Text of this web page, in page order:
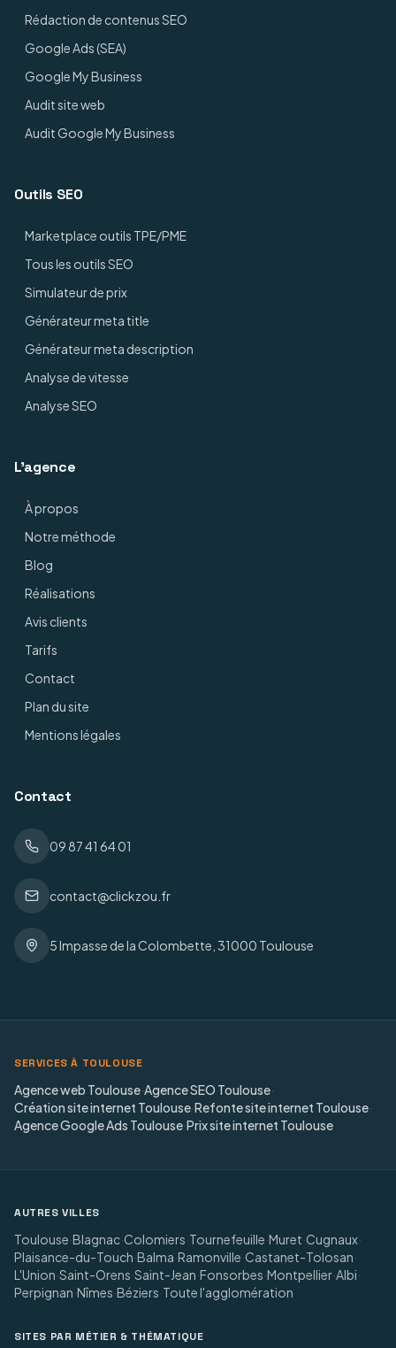
Rédaction de contenus SEO
Google Ads (SEA)
Google My Business
Audit site web
Audit Google My Business
Outils SEO
Marketplace outils TPE/PME
Tous les outils SEO
Simulateur de prix
Générateur meta title
Générateur meta description
Analyse de vitesse
Analyse SEO
L'agence
À propos
Notre méthode
Blog
Réalisations
Avis clients
Tarifs
Contact
Plan du site
Mentions légales
Contact
09 87 41 64 01
contact@clickzou.fr
5 Impasse de la Colombette, 31000 Toulouse
SERVICES À TOULOUSE
Agence web Toulouse·Agence SEO Toulouse·
Création site internet Toulouse·Refonte site internet Toulouse·
Agence Google Ads Toulouse·Prix site internet Toulouse
AUTRES VILLES
Toulouse·Blagnac·Colomiers·Tournefeuille·Muret·Cugnaux·
Plaisance-du-Touch·Balma·Ramonville·Castanet-Tolosan·
L'Union·Saint-Orens·Saint-Jean·Fonsorbes·Montpellier·Albi·
Perpignan·Nîmes·Béziers·Toute l'agglomération
SITES PAR MÉTIER & THÉMATIQUE